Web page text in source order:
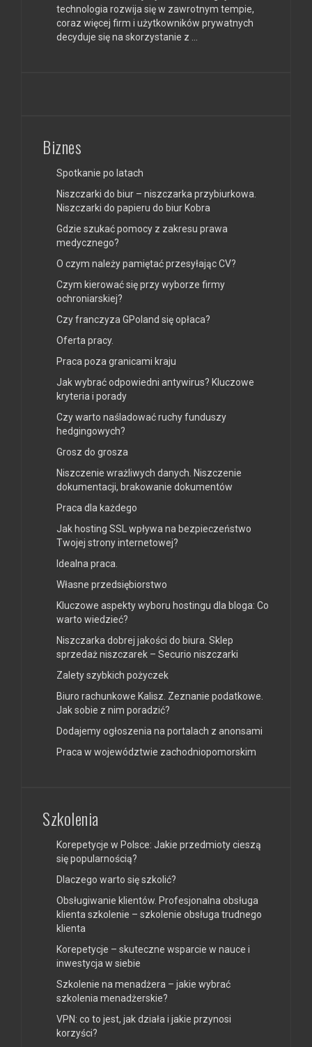
technologia rozwija się w zawrotnym tempie,
coraz więcej firm i użytkowników prywatnych
decyduje się na skorzystanie z …
Biznes
Spotkanie po latach
Niszczarki do biur – niszczarka przybiurkowa.
Niszczarki do papieru do biur Kobra
Gdzie szukać pomocy z zakresu prawa
medycznego?
O czym należy pamiętać przesyłając CV?
Czym kierować się przy wyborze firmy
ochroniarskiej?
Czy franczyza GPoland się opłaca?
Oferta pracy.
Praca poza granicami kraju
Jak wybrać odpowiedni antywirus? Kluczowe
kryteria i porady
Czy warto naśladować ruchy funduszy
hedgingowych?
Grosz do grosza
Niszczenie wrażliwych danych. Niszczenie
dokumentacji, brakowanie dokumentów
Praca dla każdego
Jak hosting SSL wpływa na bezpieczeństwo
Twojej strony internetowej?
Idealna praca.
Własne przedsiębiorstwo
Kluczowe aspekty wyboru hostingu dla bloga: Co
warto wiedzieć?
Niszczarka dobrej jakości do biura. Sklep
sprzedaż niszczarek – Securio niszczarki
Zalety szybkich pożyczek
Biuro rachunkowe Kalisz. Zeznanie podatkowe.
Jak sobie z nim poradzić?
Dodajemy ogłoszenia na portalach z anonsami
Praca w województwie zachodniopomorskim
Szkolenia
Korepetycje w Polsce: Jakie przedmioty cieszą
się popularnością?
Dlaczego warto się szkolić?
Obsługiwanie klientów. Profesjonalna obsługa
klienta szkolenie – szkolenie obsługa trudnego
klienta
Korepetycje – skuteczne wsparcie w nauce i
inwestycja w siebie
Szkolenie na menadżera – jakie wybrać
szkolenia menadżerskie?
VPN: co to jest, jak działa i jakie przynosi
korzyści?